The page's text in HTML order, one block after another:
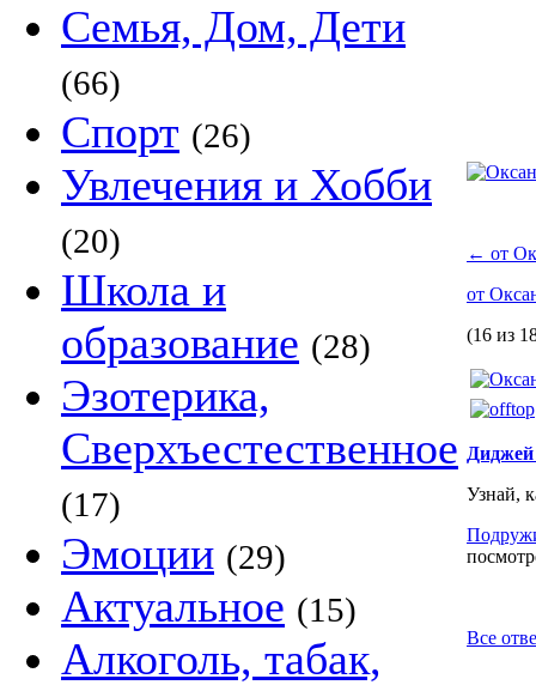
Семья, Дом, Дети
(66)
Спорт (26)
Увлечения и Хобби
(20)
Школа и
образование (28)
Эзотерика,
Сверхъестественное
(17)
Эмоции (29)
Актуальное (15)
Алкоголь, табак,
← от
от
(16 из
Узнай,
Все